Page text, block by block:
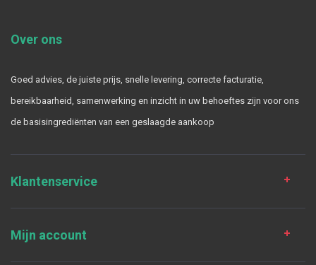
Over ons
Goed advies, de juiste prijs, snelle levering, correcte facturatie,
bereikbaarheid, samenwerking en inzicht in uw behoeftes zijn voor ons
de basisingrediënten van een geslaagde aankoop
Klantenservice
Mijn account